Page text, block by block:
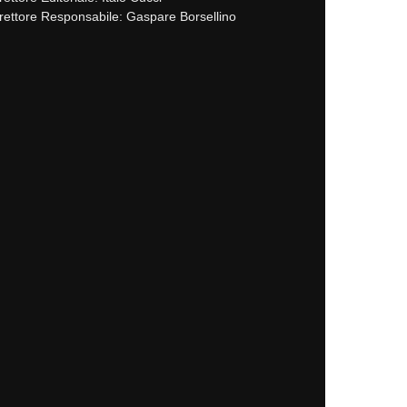
Responsabile: Gaspare Borsellino